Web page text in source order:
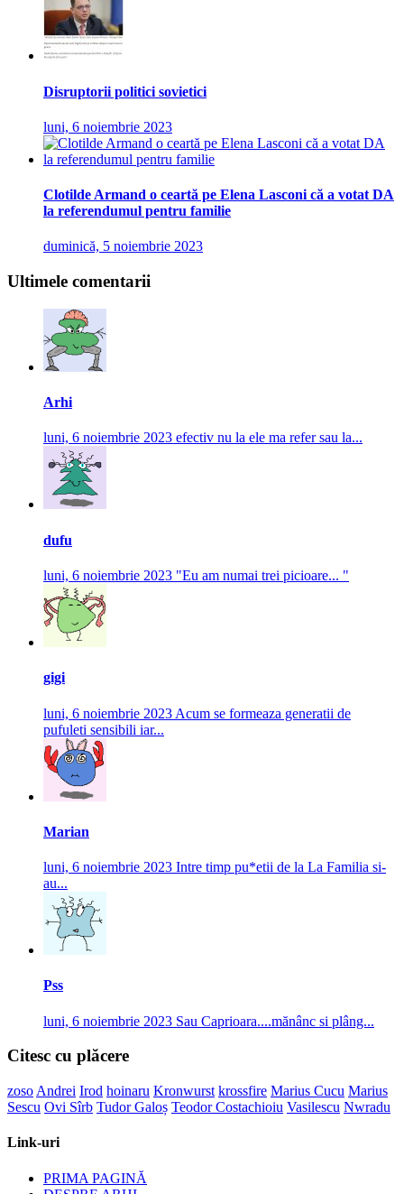
Disruptorii politici sovietici
luni, 6 noiembrie 2023
Clotilde Armand o ceartă pe Elena Lasconi că a votat DA
la referendumul pentru familie
duminică, 5 noiembrie 2023
Ultimele comentarii
Arhi
luni, 6 noiembrie 2023 efectiv nu la ele ma refer sau la...
dufu
luni, 6 noiembrie 2023 "Eu am numai trei picioare... "
gigi
luni, 6 noiembrie 2023 Acum se formeaza generatii de
pufuleti sensibili iar...
Marian
luni, 6 noiembrie 2023 Intre timp pu*etii de la La Familia si-
au...
Pss
luni, 6 noiembrie 2023 Sau Caprioara....mănânc si plâng...
Citesc cu plăcere
zoso Andrei Irod hoinaru Kronwurst krossfire Marius Cucu Marius
Sescu Ovi Sîrb Tudor Galoș Teodor Costachioiu Vasilescu Nwradu
Link-uri
PRIMA PAGINĂ